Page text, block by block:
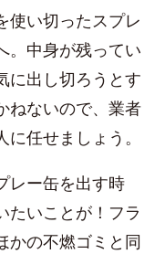
使い切ったスプレ
。中身が残ってい
に出し切ろうとす
ねないので、業者
任せましょう。
レー缶を出す時
たいことが！フラ
かの不燃ゴミと同